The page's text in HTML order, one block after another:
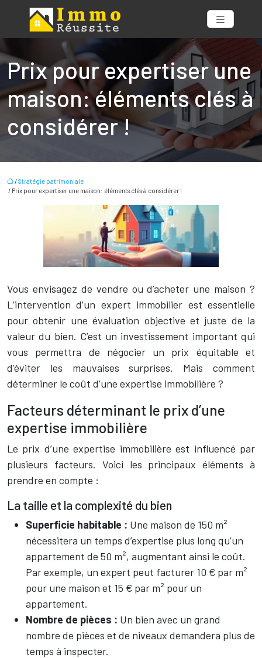
Prix pour expertiser une
maison: éléments clés à
considérer !
/Stratégie patrimoniale
/ Prix pour expertiser une maison: éléments clés à considérer !
Vous envisagez de vendre ou d’acheter une maison ?
L’intervention d’un expert immobilier est essentielle
pour obtenir une évaluation objective et juste de la
valeur du bien. C’est un investissement important qui
vous permettra de négocier un prix équitable et
d’éviter les mauvaises surprises. Mais comment
déterminer le coût d’une expertise immobilière ?
Facteurs déterminant le prix d’une
expertise immobilière
Le prix d’une expertise immobilière est influencé par
plusieurs facteurs. Voici les principaux éléments à
prendre en compte :
La taille et la complexité du bien
Superficie habitable : Une maison de 150 m²
nécessitera un temps d’expertise plus long qu’un
appartement de 50 m², augmentant ainsi le coût.
Par exemple, un expert peut facturer 10 € par m²
pour une maison et 15 € par m² pour un
appartement.
Nombre de pièces : Un bien avec un grand
nombre de pièces et de niveaux demandera plus de
temps à inspecter.